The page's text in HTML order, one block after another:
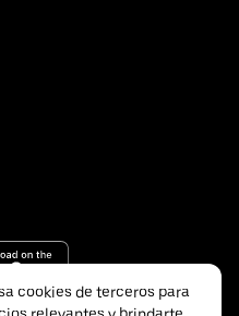
cookies de terceros para